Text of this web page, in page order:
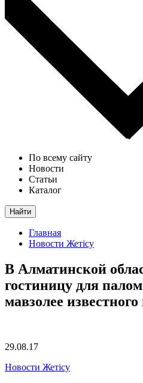
По всему сайту
Новости
Статьи
Каталог
Найти
Главная
Новости Жетісу
В Алматинской
гостиницу для
мавзолее
29.08.17
Новости Жетісу